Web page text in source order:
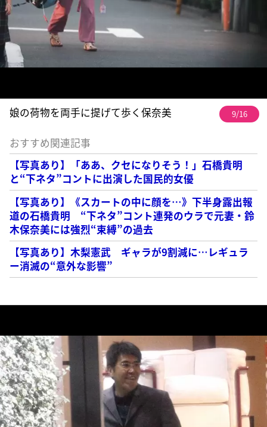
娘の荷物を両手に提げて歩く保奈美 9/16
おすすめ関連記事
【写真あり】「ああ、クセになりそう！」石橋貴明
と“下ネタ”コントに出演した国民的女優
【写真あり】《スカートの中に顔を…》下半身露出報
道の石橋貴明 “下ネタ”コント連発のウラで元妻・鈴
木保奈美には強烈“束縛”の過去
【写真あり】木梨憲武 ギャラが9割減に…レギュラ
ー消滅の“意外な影響”